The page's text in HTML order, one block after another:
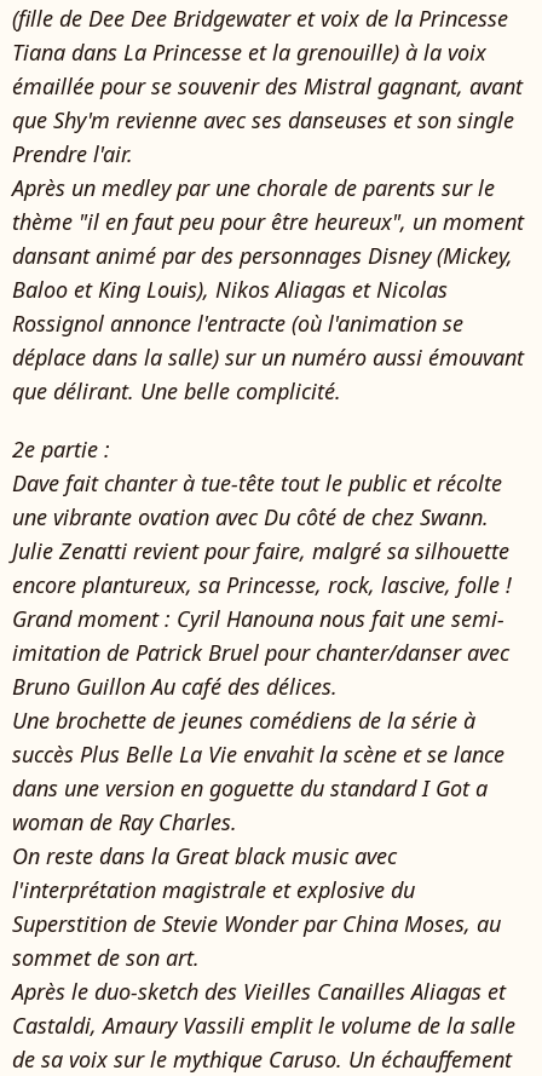
(fille de Dee Dee Bridgewater et voix de la Princesse
Tiana dans La Princesse et la grenouille) à la voix
émaillée pour se souvenir des Mistral gagnant, avant
que Shy'm revienne avec ses danseuses et son single
Prendre l'air.
Après un medley par une chorale de parents sur le
thème "il en faut peu pour être heureux", un moment
dansant animé par des personnages Disney (Mickey,
Baloo et King Louis), Nikos Aliagas et Nicolas
Rossignol annonce l'entracte (où l'animation se
déplace dans la salle) sur un numéro aussi émouvant
que délirant. Une belle complicité.
2e partie :
Dave fait chanter à tue-tête tout le public et récolte
une vibrante ovation avec Du côté de chez Swann.
Julie Zenatti revient pour faire, malgré sa silhouette
encore plantureux, sa Princesse, rock, lascive, folle !
Grand moment : Cyril Hanouna nous fait une semi-
imitation de Patrick Bruel pour chanter/danser avec
Bruno Guillon Au café des délices.
Une brochette de jeunes comédiens de la série à
succès Plus Belle La Vie envahit la scène et se lance
dans une version en goguette du standard I Got a
woman de Ray Charles.
On reste dans la Great black music avec
l'interprétation magistrale et explosive du
Superstition de Stevie Wonder par China Moses, au
sommet de son art.
Après le duo-sketch des Vieilles Canailles Aliagas et
Castaldi, Amaury Vassili emplit le volume de la salle
de sa voix sur le mythique Caruso. Un échauffement